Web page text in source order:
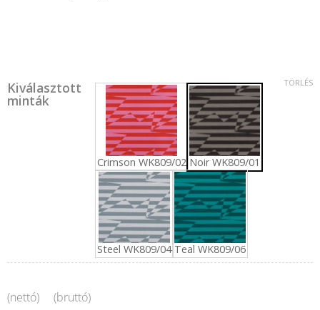
Kiválasztott
minták
Crimson WK809/02 Noir WK809/01
Steel WK809/04 Teal WK809/06
TÖRLÉS
(nettó) (bruttó)